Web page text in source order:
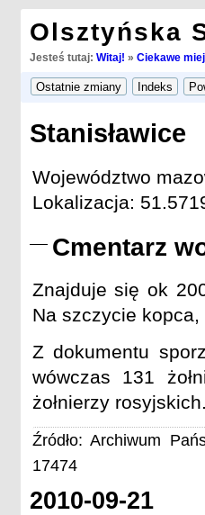
Olsztyńska
Jesteś tutaj: Witaj! » Ciekawe
Stanisławice
Województwo
Lokalizacja:
Cmentarz
Znajduje się ok
Na szczycie
Z dokumentu
wówczas 131
żołnierzy rosyjskich.
Źródło: Archiwum
17474
2010-09-21